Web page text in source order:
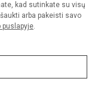
kad sutinkate su visų
arba pakeisti savo
puslapyje.
politika